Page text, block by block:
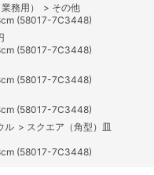
務用） > その他
(58017-7C3448)
(58017-7C3448)
(58017-7C3448)
(58017-7C3448)
ル > スクエア（角型）皿
(58017-7C3448)